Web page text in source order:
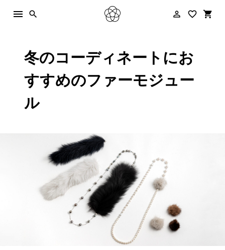
menu person_outline favorite_border shopping_cart
search
冬のコーディネートにお
すすめのファーモジュー
ル